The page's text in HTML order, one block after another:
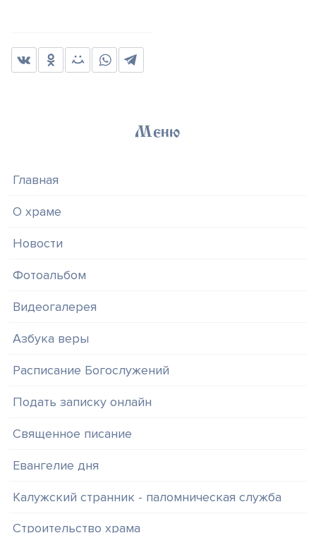
Меню
Главная
О храме
Новости
Фотоальбом
Видеогалерея
Азбука веры
Расписание Богослужений
Подать записку онлайн
Священное писание
Евангелие дня
Калужский странник - паломническая служба
Строительство храма